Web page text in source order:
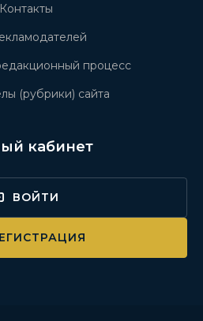
Контакты
процесс
(рубрики) сайта
кабинет
ВОЙТИ